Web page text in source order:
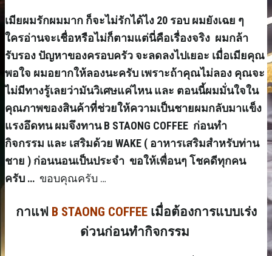
เมียผมรักผมมาก ก็จะไม่รักได้ไง 20 รอบ ผมยังเฉย ๆ
ใครอ่านจะเชื่อหรือไม่ก็ตามแต่นี่คือเรื่องจริง ผมกล้า
รับรอง ปัญหาของครอบครัว จะลดลงไปเยอะ เมื่อเมียคุณ
พอใจ ผมอยากให้ลองนะครับ เพราะถ้าคุณไม่ลอง คุณจะ
ไม่มีทางรู้เลยว่ามันวิเศษแค่ไหน และ ตอนนี้ผมมั่นใจใน
คุณภาพของสินค้าที่ช่วยให้ความเป็นชายผมกลับมาแข็ง
แรงอึดทน ผมจึงทาน B STAONG COFFEE ก่อนทำ
กิจกรรม และ เสริมด้วย WAKE ( อาหารเสริมสำหรับท่าน
ชาย ) ก่อนนอนเป็นประจำ ขอให้เพื่อนๆ โชคดีทุกคน
ครับ … ขอบคุณครับ …
กาแฟ B STAONG COFFEEเมื่อต้องการแบบเร่ง
ด่วนก่อนทำกิจกรรม